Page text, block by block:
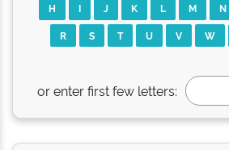
H
I J K L M N
R
S T U V W
or enter first few letters: